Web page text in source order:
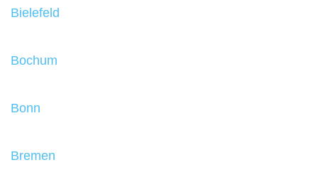
Bielefeld
Bochum
Bonn
Bremen